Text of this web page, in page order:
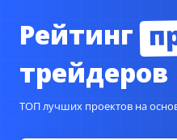
Рейтинг
трейдеров
ТОП лучших проектов на